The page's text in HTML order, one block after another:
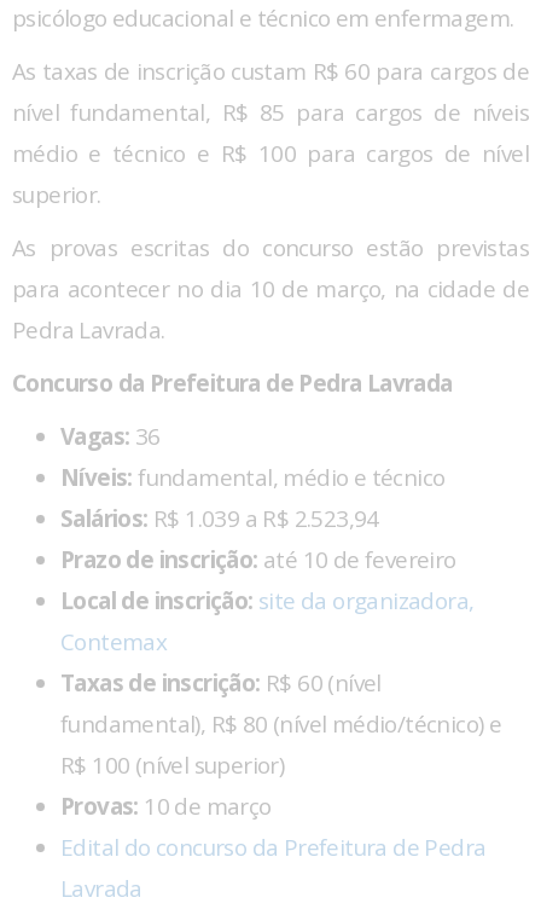
psicólogo educacional e técnico em enfermagem.
As taxas de inscrição custam R$ 60 para cargos de
nível fundamental, R$ 85 para cargos de níveis
médio e técnico e R$ 100 para cargos de nível
superior.
As provas escritas do concurso estão previstas
para acontecer no dia 10 de março, na cidade de
Pedra Lavrada.
Concurso da Prefeitura de Pedra Lavrada
Vagas: 36
Níveis:fundamental, médio e técnico
Salários: R$ 1.039 a R$ 2.523,94
Prazo de inscrição: até 10 de fevereiro
Local de inscrição: site da organizadora,
Contemax
Taxas de inscrição: R$ 60 (nível
fundamental), R$ 80 (nível médio/técnico) e
R$ 100 (nível superior)
Provas: 10 de março
Edital do concurso da Prefeitura de Pedra
Lavrada